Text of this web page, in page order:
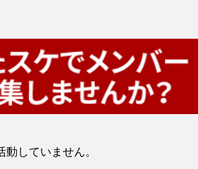
していません。